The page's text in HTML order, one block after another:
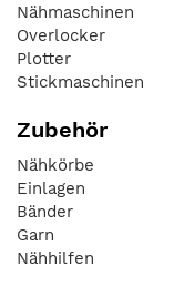
Nähmaschinen
Overlocker
Plotter
Stickmaschinen
Zubehör
Nähkörbe
Einlagen
Bänder
Garn
Nähhilfen